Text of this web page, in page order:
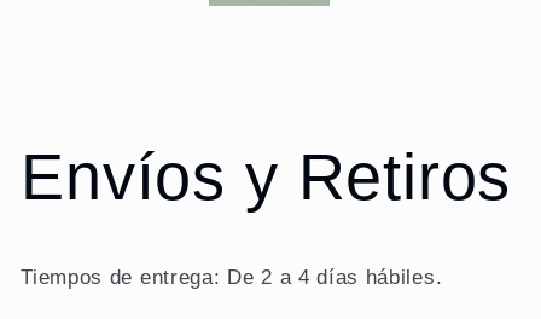
Envíos y Retiros
Tiempos de entrega: De 2 a 4 días hábiles.